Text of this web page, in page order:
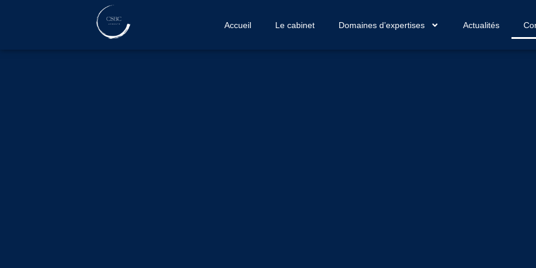
Accueil Le cabinet Domaines d’expertises Actualités